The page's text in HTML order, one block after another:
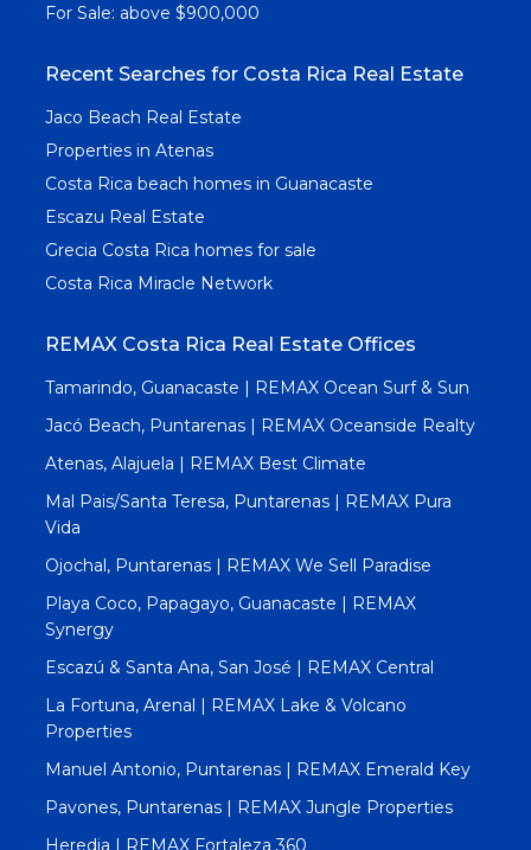
For Sale: above $900,000
Recent Searches for Costa Rica Real Estate
Jaco Beach Real Estate
Properties in Atenas
Costa Rica beach homes in Guanacaste
Escazu Real Estate
Grecia Costa Rica homes for sale
Costa Rica Miracle Network
REMAX Costa Rica Real Estate Offices
Tamarindo, Guanacaste | REMAX Ocean Surf & Sun
Jacó Beach, Puntarenas | REMAX Oceanside Realty
Atenas, Alajuela | REMAX Best Climate
Mal Pais/Santa Teresa, Puntarenas | REMAX Pura
Vida
Ojochal, Puntarenas | REMAX We Sell Paradise
Playa Coco, Papagayo, Guanacaste | REMAX
Synergy
Escazú & Santa Ana, San José | REMAX Central
La Fortuna, Arenal | REMAX Lake & Volcano
Properties
Manuel Antonio, Puntarenas | REMAX Emerald Key
Pavones, Puntarenas | REMAX Jungle Properties
Heredia | REMAX Fortaleza 360